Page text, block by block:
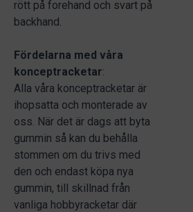
rött på forehand och svart på
backhand.
Fördelarna med våra
konceptracketar:
Alla våra konceptracketar är
ihopsatta och monterade av
oss. När det är dags att byta
gummin så kan du behålla
stommen om du trivs med
den och endast köpa nya
gummin, till skillnad från
vanliga hobbyracketar där